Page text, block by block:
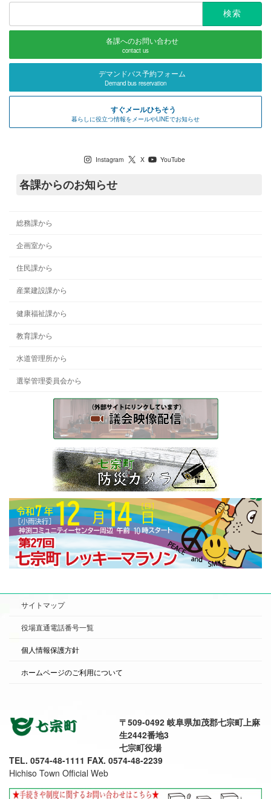
検
各課へのお問い合わせ
contact us
デマンドバス予約フォーム
Demand bus reservation
すぐメールひちそう
暮らしに役立つ情報をメールやLINEでお知らせ
Instagram X YouTube
各課からのお知らせ
総務課から
企画室から
住民課から
産業建設課から
健康福祉課から
教育課から
水道管理所から
選挙管理委員会から
サイトマップ
役場直通電話番号一覧
個人情報保護方針
ホームページのご利用について
〒509-0492 岐阜県加茂郡七宗町上麻
生2442番地3
七宗町役場
TEL. 0574-48-1111 FAX. 0574-48-2239
Hichiso Town Official Web